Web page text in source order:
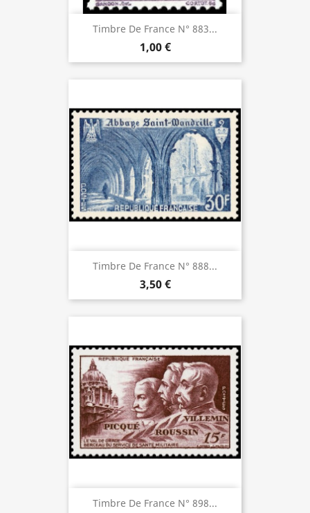
Timbre De France N° 883...
1,00 €
Timbre De France N° 888...
3,50 €
Timbre De France N° 898...